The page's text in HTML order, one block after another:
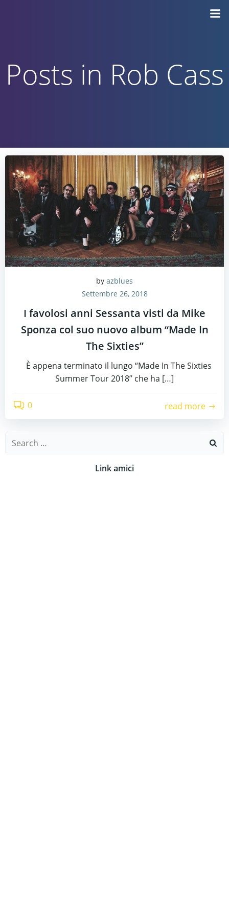
Posts in Rob Cass
by azblues
Settembre 26, 2018
I favolosi anni Sessanta visti da Mike
Sponza col suo nuovo album “Made In
The Sixties”
È appena terminato il lungo “Made In The Sixties
Summer Tour 2018” che ha […]
0 read more
Search
Link amici